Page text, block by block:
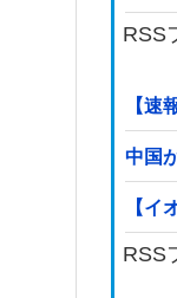
RSS
【
中国
【イ
RSS